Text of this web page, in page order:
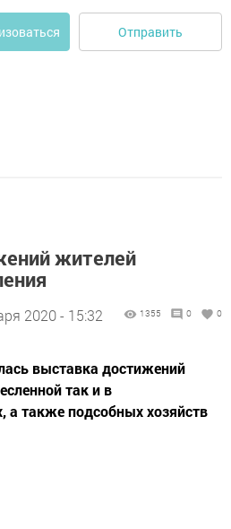
Отправить
жителей
2020 - 15:32 1355 0 0
выставка достижений
так и в
а также подсобных хозяйств